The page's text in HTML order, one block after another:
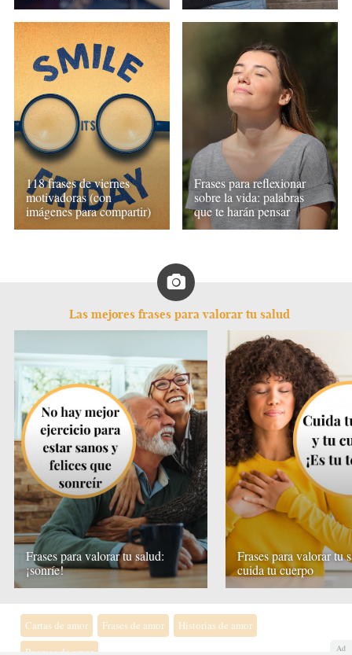
118 frases de viernes
motivadoras (con
imágenes para compartir)
Frases para reflexionar
sobre la vida: palabras
que te harán pensar
Las mejores frases para valorar tu salud
Frases para valorar tu salud:
¡sonríe!
Frases para valorar tu
cuida tu cuerpo
Cartas de amor Frases de amor
Historias de amor
Poemas de amor
Ad